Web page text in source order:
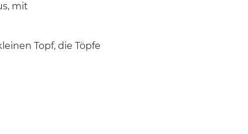
mit
Topf, die Töpfe